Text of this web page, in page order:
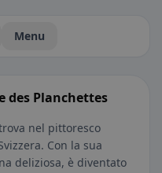
Menu
des Planchettes
nel pittoresco
Con la sua
deliziosa, è diventato